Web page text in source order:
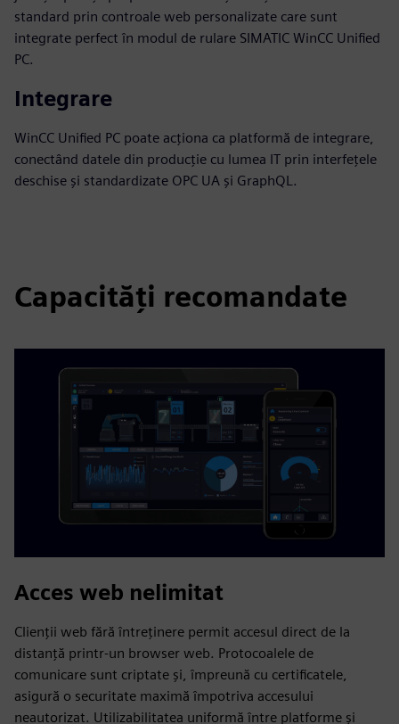
standard prin controale web personalizate care sunt
integrate perfect în modul de rulare SIMATIC WinCC Unified
PC.
Integrare
WinCC Unified PC poate acționa ca platformă de integrare,
conectând datele din producție cu lumea IT prin interfețele
deschise și standardizate OPC UA și GraphQL.
Capacități recomandate
Acces web nelimitat
Clienții web fără întreținere permit accesul direct de la
distanță printr-un browser web. Protocoalele de
comunicare sunt criptate și, împreună cu certificatele,
asigură o securitate maximă împotriva accesului
neautorizat. Utilizabilitatea uniformă între platforme și